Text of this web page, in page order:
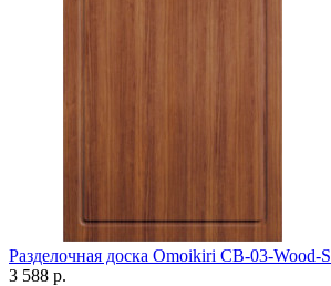
Разделочная доска Omoikiri CB-03-Wood-S
3 588 р.